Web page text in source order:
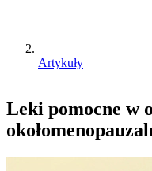
Artykuły
Leki pomocne w